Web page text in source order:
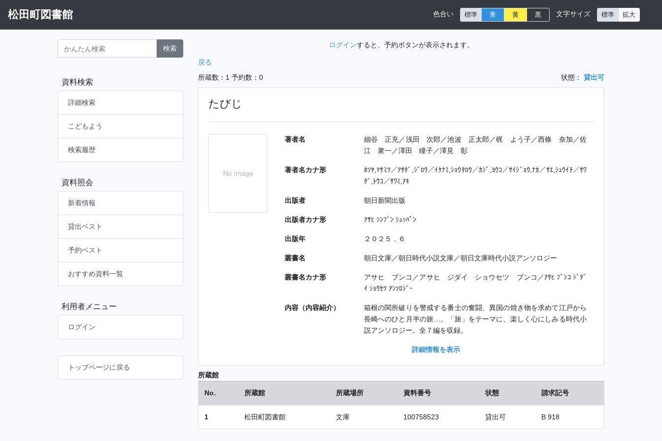
松田町図書館 色合い 標準 青 黄 黒 文字サイズ 標準 拡大
検索
資料検索
詳細検索
こどもよう
検索履歴
資料照会
新着情報
貸出ベスト
予約ベスト
おすすめ資料一覧
利用者メニュー
ログイン
トップページに戻る
ログインすると、予約ボタンが表示されます。
戻る
所蔵数：1 予約数：0 状態： 貸出可
たびじ
No image
著者名
細谷 正充／浅田 次郎／池波 正太郎／梶 よう子／西條 奈加／佐
江 衆一／澤田 瞳子／澤見 彰
著者名カナ形
ﾎｿﾔ,ﾏｻﾐﾂ／ｱｻﾀﾞ,ｼﾞﾛｳ／ｲｹﾅﾐ,ｼｮｳﾀﾛｳ／ｶｼﾞ,ﾖｳｺ／ｻｲｼﾞｮｳ,ﾅｶ／ｻｴ,ｼｭｳｲﾁ／ｻﾜ
ﾀﾞ,ﾄｳｺ／ｻﾜﾐ,ｱｷ
出版者 朝日新聞出版
出版者カナ形 ｱｻﾋ ｼﾝﾌﾞﾝ ｼｭｯﾊﾟﾝ
出版年 ２０２５．６
叢書名 朝日文庫／朝日時代小説文庫／朝日文庫時代小説アンソロジー
叢書名カナ形
アサヒ ブンコ／アサヒ ジダイ ショウセツ ブンコ／ｱｻﾋ ﾌﾞﾝｺ ｼﾞﾀﾞ
ｲ ｼｮｳｾﾂ ｱﾝｿﾛｼﾞｰ
内容（内容紹介）
箱根の関所破りを警戒する番士の奮闘、異国の焼き物を求めて江戸から
長崎へのひと月半の旅…。「旅」をテーマに、楽しく心にしみる時代小
説アンソロジー。全７編を収録。
詳細情報を表示
所蔵館
No. 所蔵館 所蔵場所 資料番号 状態 請求記号
1 松田町図書館 文庫 100758523 貸出可 B 918